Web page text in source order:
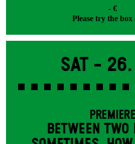
- €
Please try the box
Sat - 26.
PREMIERE
BETWEEN TWO